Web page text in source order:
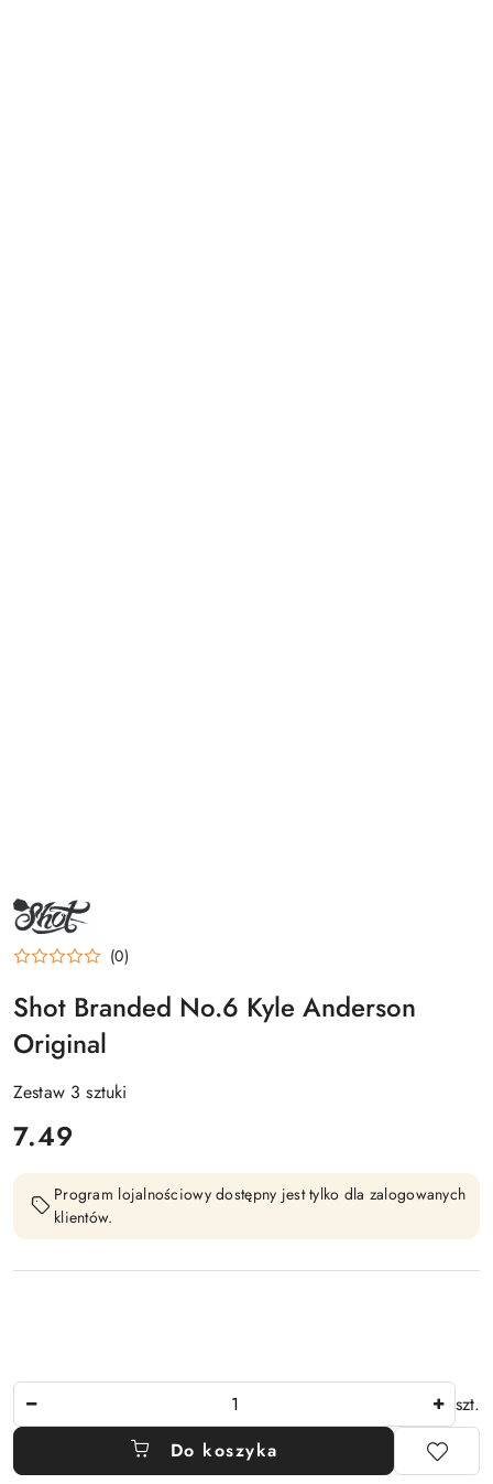
NAZWA
PRODUCENTA:
SHOT
(0)
Shot Branded No.6 Kyle Anderson
Original
Zestaw 3 sztuki
cena:
7.49
Program lojalnościowy dostępny jest tylko dla zalogowanych
klientów.
szt.
Do koszyka